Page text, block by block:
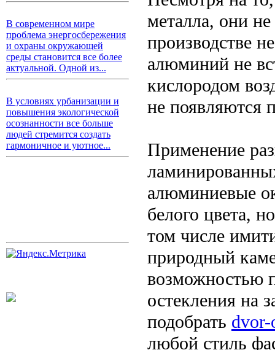
В современном мире
проблема энергосбережения
и охраны окружающей
среды становится все более
актуальной. Одной из...
В условиях урбанизации и
повышения экологической
осознанности все больше
людей стремится создать
гармоничное и уютное...
металла, они
производстве
алюминий не
кислородом
не появляются
Применение
алюминиевые
белого цвета,
том числе
природный
возможностью
остекления на
подобрать
любой стиль